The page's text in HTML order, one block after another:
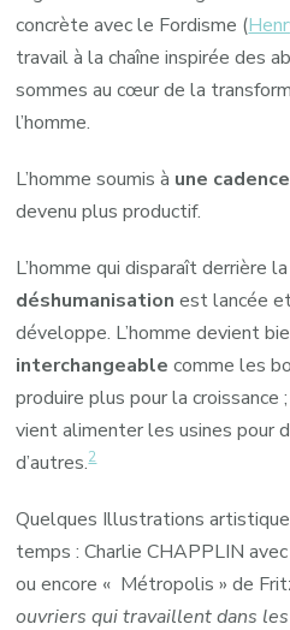
concrète avec le Fordisme (
travail à la chaîne inspirée des
sommes au cœur de la
l’homme.
L’homme soumis à une cadence
devenu plus productif.
L’homme qui disparaît derrière
déshumanisation est lancée
développe. L’homme devient
interchangeable comme les
produire plus pour la croissance
vient alimenter les usines pour
d’autres.2
Quelques Illustrations
temps : Charlie CHAPPLIN
ou encore « Métropolis » de
ouvriers qui travaillent dans